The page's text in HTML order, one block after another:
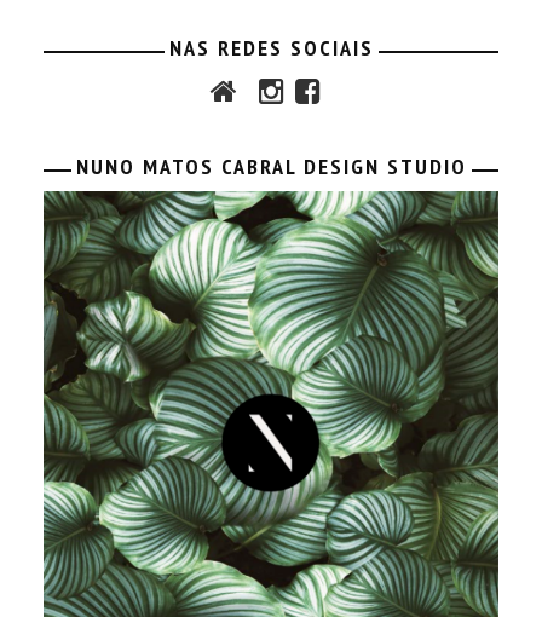
NAS REDES SOCIAIS
NUNO MATOS CABRAL DESIGN STUDIO